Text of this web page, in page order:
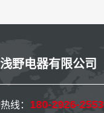
野电器有限公司
线： 180-2926-2553